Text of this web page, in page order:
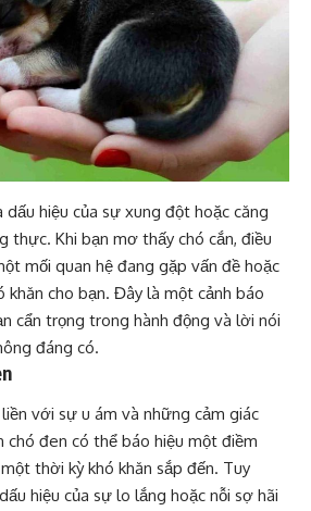
hiệu của sự xung đột hoặc căng
thực. Khi bạn mơ thấy chó cắn, điều
mối quan hệ đang gặp vấn đề hoặc
khăn cho bạn. Đây là một cảnh báo
cẩn trọng trong hành động và lời nói
đáng có.
với sự u ám và những cảm giác
đen có thể báo hiệu một điềm
thời kỳ khó khăn sắp đến. Tuy
hiệu của sự lo lắng hoặc nỗi sợ hãi